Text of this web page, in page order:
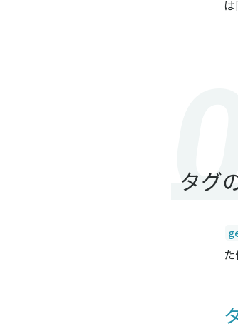
タグ
た